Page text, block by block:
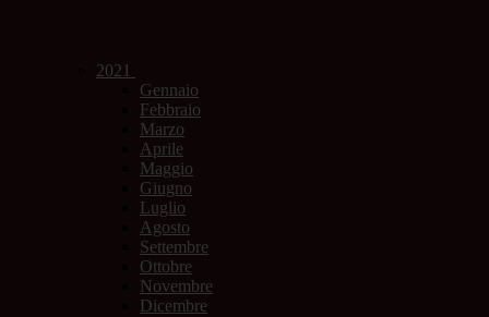
2021
Gennaio
Febbraio
Marzo
Aprile
Maggio
Giugno
Luglio
Agosto
Settembre
Ottobre
Novembre
Dicembre